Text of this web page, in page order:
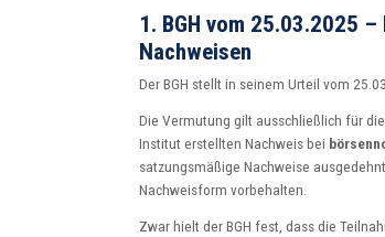
1. BGH vom 25.03.2025
Nachweisen
Der BGH stellt in seinem Urteil vom
Die Vermutung gilt ausschließlich für
Institut erstellten Nachweis bei
satzungsmäßige Nachweise
Nachweisform vorbehalten.
Zwar hielt der BGH fest, dass die